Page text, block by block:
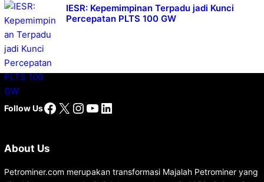
IESR: Kepemimpinan Terpadu jadi Kunci
Percepatan PLTS 100 GW
Follow UsFacebook
X Instagram
YouTube
LinkedIn
About Us
Petrominer.com merupakan transformasi Majalah Petrominer yang